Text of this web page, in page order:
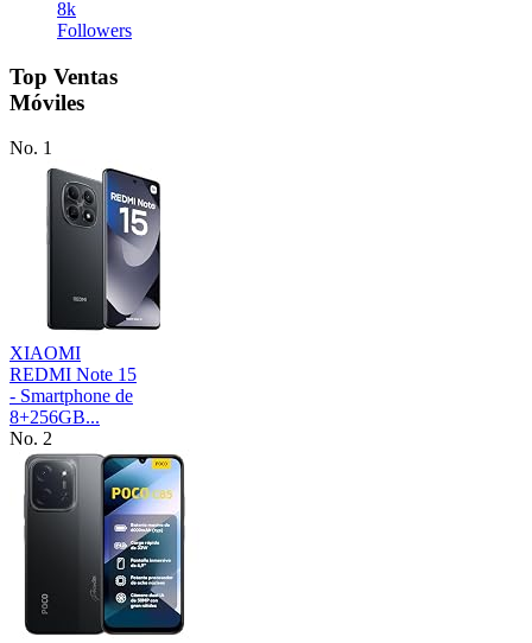
8k
Followers
Top Ventas
Móviles
No. 1
XIAOMI
REDMI Note 15
- Smartphone de
8+256GB...
No. 2